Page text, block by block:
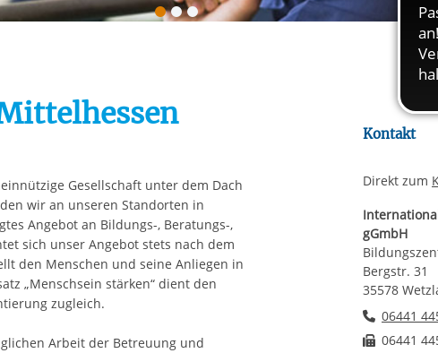
sich nicht auf notwendige Cookies, die erforderlich zur
somit gewünschten Website-Funktionen sind. Diese Cookies
und daher unabhängig von einer Einwilligung.
Automatische
Gesellschaft unter dem Dach
wir an unseren Standorten in
Angebot an Bildungs-, Beratungs-,
sich unser Angebot stets nach dem
den Menschen und seine Anliegen in
„Menschsein stärken“ dient den
zugleich.
Arbeit der Betreuung und
Kontakt
Direkt zum
gGmbH
Bergstr. 31
35578
06441
06441